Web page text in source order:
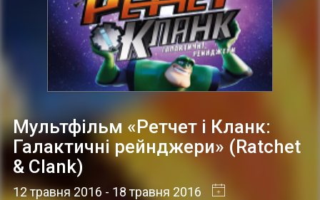
ДОВІДКА
Мультфільм «Ретчет і Кланк:
Галактичні рейнджери» (Ratchet
& Clank)
12 травня 2016 - 18 травня 2016